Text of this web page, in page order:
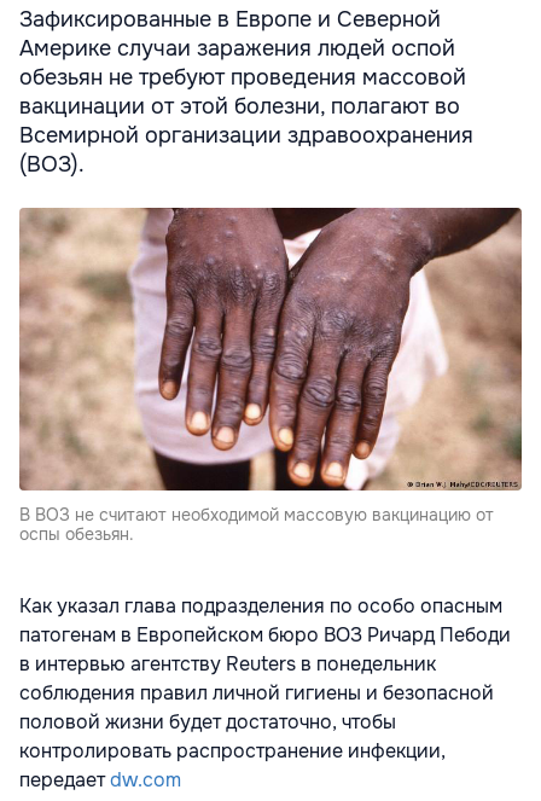
Зафиксированные в Европе и Северной
Америке случаи заражения людей оспой
обезьян не требуют проведения массовой
вакцинации от этой болезни, полагают во
Всемирной организации здравоохранения
(ВОЗ).
В ВОЗ не считают необходимой массовую вакцинацию от
оспы обезьян.
Как указал глава подразделения по особо опасным
патогенам в Европейском бюро ВОЗ Ричард Пебоди
в интервью агентству Reuters в понедельник
соблюдения правил личной гигиены и безопасной
половой жизни будет достаточно, чтобы
контролировать распространение инфекции,
передаетdw.com